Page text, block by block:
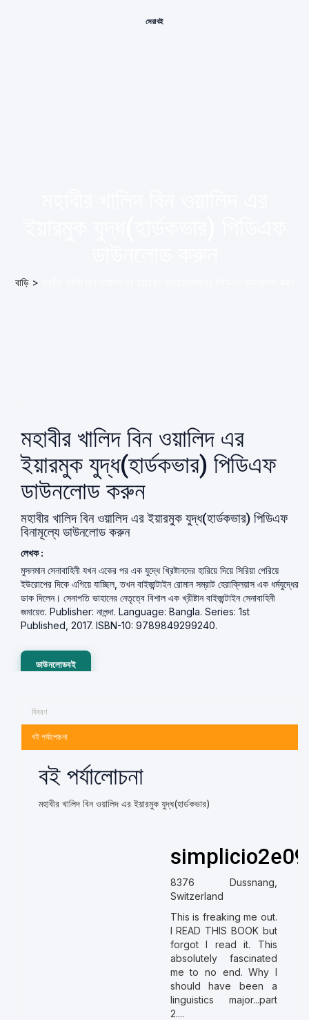
সেরা বই
বাড়ি>
মহাবীর খালিদ বিন ওয়ালিদ এর
ইয়ারমুক যুদ্ধ(হার্ডকভার) পিডিএফ
ডাউনলোড করুন
মহাবীর খালিদ বিন ওয়ালিদ এর ইয়ারমুক যুদ্ধ(হার্ডকভার) পিডিএফ
বিনামূল্যে ডাউনলোড করুন
লেখক :
মুসলমান সেনাবাহিনী যখন একের পর এক যুদ্ধে খ্রিষ্টানদের হারিয়ে দিয়ে সিরিয়া পেরিয়ে
ইউরোপের দিকে এগিয়ে যাচ্ছিল, তখন বাইজান্টাইন রোমান সম্রাট হেরাক্লিয়াস এক ধর্মযুদ্ধের
ডাক দিলেন। সেনাপতি ভাহানের নেতৃত্বে বিশাল এক খ্রীষ্টান বাইজান্টাইন সেনাবাহিনী
জমায়েত. Publisher: নালন্দা. Language: Bangla. Series: 1st
Published, 2017. ISBN-10: 9789849299240.
ডাউনলোডবই
বিবরণ
বই পর্যালোচনা
বই পর্যালোচনা
মহাবীর খালিদ বিন ওয়ালিদ এর ইয়ারমুক যুদ্ধ(হার্ডকভার)
8376 Dussnang,
Switzerland
This is freaking me out.
I READ THIS BOOK but
forgot I read it. This
absolutely fascinated
me to no end. Why I
should have been a
linguistics major...part
2....